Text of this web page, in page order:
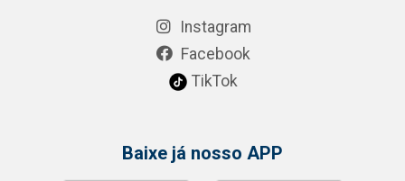
Instagram
Facebook
TikTok
Baixe já nosso APP